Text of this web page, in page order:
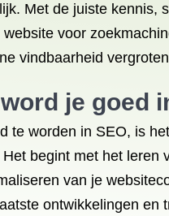
Met de juiste kennis,
website voor
vindbaarheid
je goed
te worden in SEO, is
begint met het leren
van je
ontwikkelingen en